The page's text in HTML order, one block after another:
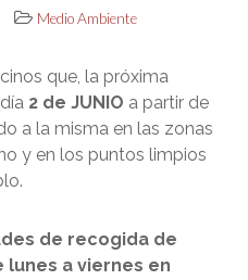
Medio Ambiente
que, la próxima
2 de JUNIO a partir de
a la misma en las zonas
y en los puntos limpios
de recogida de
lunes a viernes en